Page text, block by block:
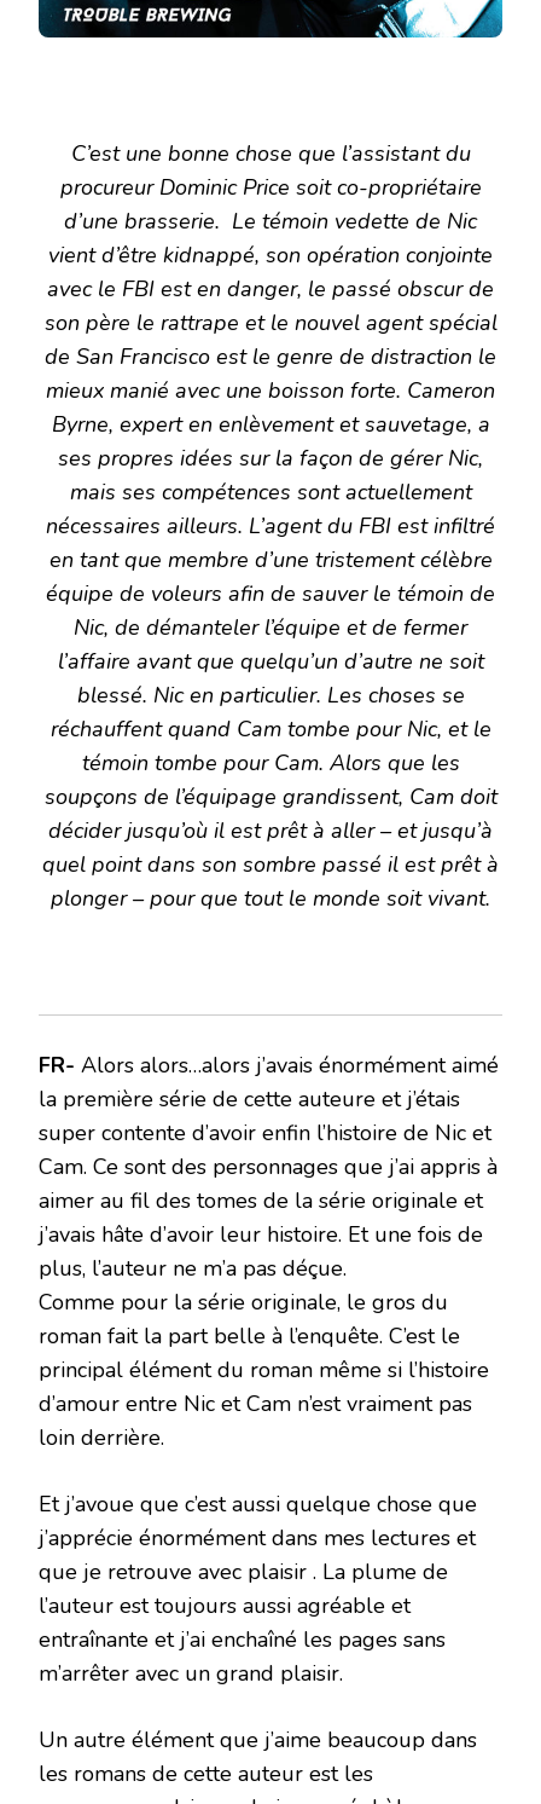
C’est une bonne chose que l’assistant du
procureur Dominic Price soit co-propriétaire
d’une brasserie. Le témoin vedette de Nic
vient d’être kidnappé, son opération conjointe
avec le FBI est en danger, le passé obscur de
son père le rattrape et le nouvel agent spécial
de San Francisco est le genre de distraction le
mieux manié avec une boisson forte. Cameron
Byrne, expert en enlèvement et sauvetage, a
ses propres idées sur la façon de gérer Nic,
mais ses compétences sont actuellement
nécessaires ailleurs. L’agent du FBI est infiltré
en tant que membre d’une tristement célèbre
équipe de voleurs afin de sauver le témoin de
Nic, de démanteler l’équipe et de fermer
l’affaire avant que quelqu’un d’autre ne soit
blessé. Nic en particulier. Les choses se
réchauffent quand Cam tombe pour Nic, et le
témoin tombe pour Cam. Alors que les
soupçons de l’équipage grandissent, Cam doit
décider jusqu’où il est prêt à aller – et jusqu’à
quel point dans son sombre passé il est prêt à
plonger – pour que tout le monde soit vivant.
FR- Alors alors…alors j’avais énormément aimé
la première série de cette auteure et j’étais
super contente d’avoir enfin l’histoire de Nic et
Cam. Ce sont des personnages que j’ai appris à
aimer au fil des tomes de la série originale et
j’avais hâte d’avoir leur histoire. Et une fois de
plus, l’auteur ne m’a pas déçue.
Comme pour la série originale, le gros du
roman fait la part belle à l’enquête. C’est le
principal élément du roman même si l’histoire
d’amour entre Nic et Cam n’est vraiment pas
loin derrière.
Et j’avoue que c’est aussi quelque chose que
j’apprécie énormément dans mes lectures et
que je retrouve avec plaisir . La plume de
l’auteur est toujours aussi agréable et
entraînante et j’ai enchaîné les pages sans
m’arrêter avec un grand plaisir.
Un autre élément que j’aime beaucoup dans
les romans de cette auteur est les